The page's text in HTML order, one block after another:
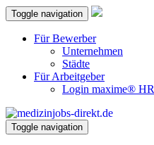
Toggle navigation
Für Bewerber
Unternehmen
Städte
Für Arbeitgeber
Login maxime® HR
Toggle navigation